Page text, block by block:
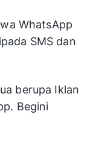
WhatsApp
SMS dan
berupa Iklan
Begini